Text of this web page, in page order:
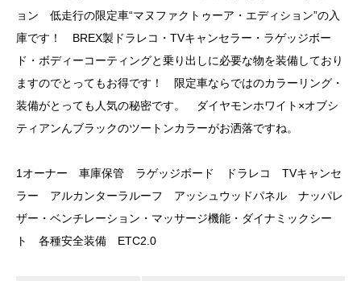
ョン 低走行の限定車“マヌファクトゥーア・エディション”の入
庫です！ BREX製ドラレコ・TVキャンセラー・ラゲッジボー
ド・ボディーコーティングと乗り出しに必要な物を装備しており
ますのでとってもお得です！ 限定車ならではのカラーリング・
装備がとっても人気の秘密です。 ダイヤモンホワイト×オブシ
ティアンんブラックのツートンカラーがお洒落ですね。
1オーナー 車庫保管 ラゲッジボード ドラレコ TVキャンセ
ラー アルカンターラルーフ アッシュウッドパネル ナッパレ
ザー・ベンチレーション・マッサージ機能・ダイナミックシー
ト 各種安全装備 ETC2.0